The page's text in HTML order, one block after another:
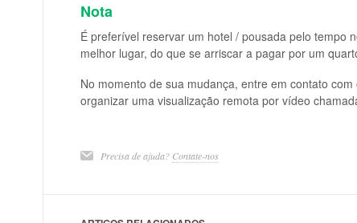
Nota
É preferível reservar um hotel / pousada pelo tempo
melhor lugar, do que se arriscar a pagar por um
No momento de sua mudança, entre em contato
organizar uma visualização remota por vídeo
Precisa de ajuda? Contate-nos